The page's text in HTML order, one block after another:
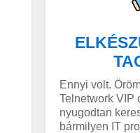
Ennyi volt.
Telnetwork VIP
nyugodtan
bármilyen IT